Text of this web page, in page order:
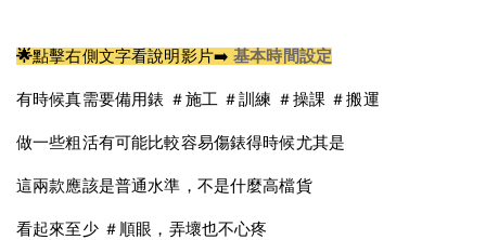
🌟點擊右側文字看說明影片➡️基本時間設定
有時候真需要備用錶 ＃施工 ＃訓練 ＃操課 ＃搬運
做一些粗活有可能比較容易傷錶得時候尤其是
這兩款應該是普通水準，不是什麼高檔貨
看起來至少 ＃順眼，弄壞也不心疼